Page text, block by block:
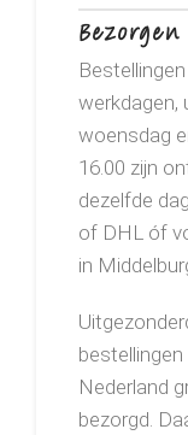
werkdagen,
woensdag
16.00 zijn
dezelfde
of DHL óf
in
bestellingen
Nederland
bezorgd.